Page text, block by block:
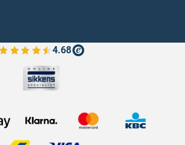
4.68
Bekijk de verfplaza beoordelingen